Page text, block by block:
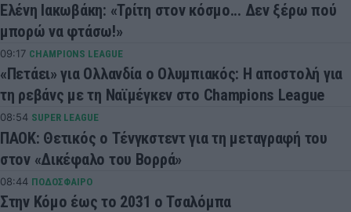
Ελένη Ιακωβάκη: «Τρίτη στον κόσμο... Δεν ξέρω πού
μπορώ να φτάσω!»
09:17 CHAMPIONS LEAGUE
«Πετάει» για Ολλανδία ο Ολυμπιακός: Η αποστολή για
τη ρεβάνς με τη Ναϊμέγκεν στο Champions League
08:54 SUPER LEAGUE
ΠΑΟΚ: Θετικός ο Τένγκστεντ για τη μεταγραφή του
στον «Δικέφαλο του Βορρά»
08:44 ΠΟΔΟΣΦΑΙΡΟ
Στην Κόμο έως το 2031 ο Τσαλόμπα